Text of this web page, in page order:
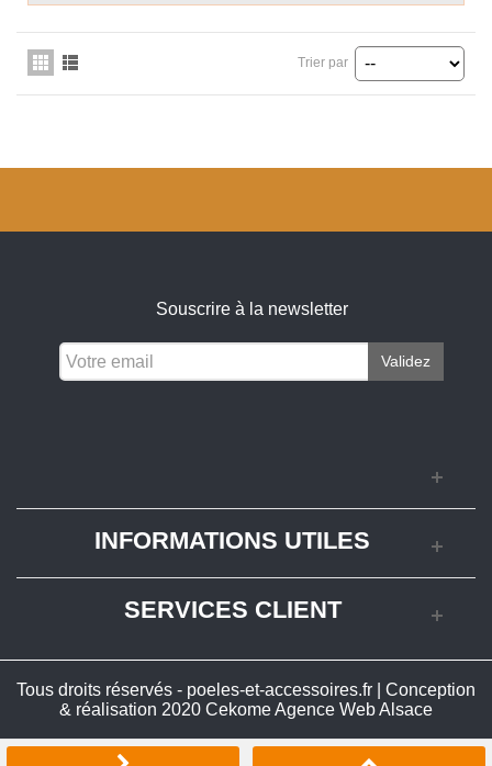
Trier par
Souscrire à la newsletter
Validez
INFORMATIONS UTILES
SERVICES CLIENT
Tous droits réservés - poeles-et-accessoires.fr | Conception
& réalisation 2020 Cekome Agence Web Alsace